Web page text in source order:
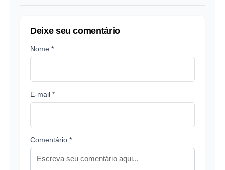
Deixe seu comentário
Nome *
E-mail *
Comentário *